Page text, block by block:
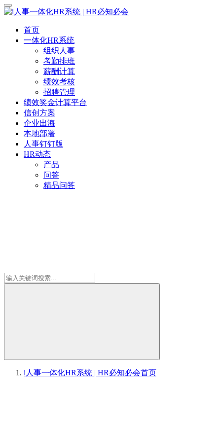
首页
一体化HR系统
组织人事
考勤排班
薪酬计算
绩效考核
招聘管理
绩效奖金计算平台
信创方案
企业出海
本地部署
人事钉钉版
HR动态
产品
问答
精品问答
i人事一体化HR系统 | HR必知必会首页